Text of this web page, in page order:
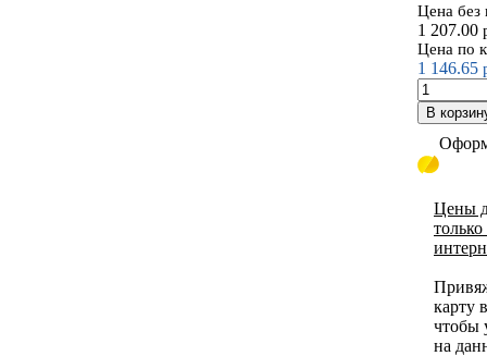
Цена без
1 207.00
Цена по
1 146.65
В
Цены
карту
чтобы
на